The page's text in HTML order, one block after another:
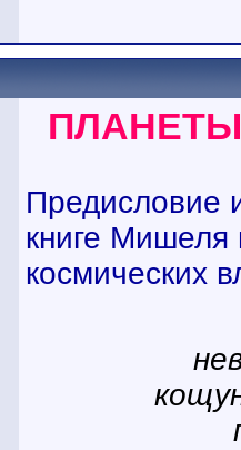
Предисловие
книге Мишеля
космических